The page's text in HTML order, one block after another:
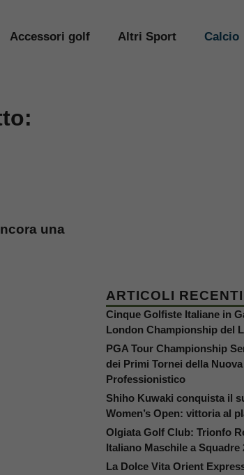
Accessori golf Altri Sport Calcio
una
ARTICOLI RECENTI
Cinque Golfiste Italiane in
London Championship del
PGA Tour Championship
dei Primi Tornei della
Professionistico
Shiho Kuwaki conquista il
Women’s Open: vittoria al
Olgiata Golf Club: Trionfo
Italiano Maschile a Squadre
La Dolce Vita Orient